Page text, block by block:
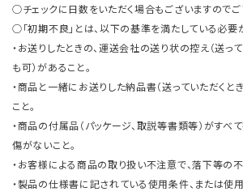
○チェックに日数をいただく場合もございますのでご
○「初期不良」とは、以下の基準を満たしている必要
・お送りしたときの、運送会社の送り状の控え（送っ
も可）があること。
・商品と一緒にお送りした納品書（送っていただくと
こと。
・商品の付属品（パッケージ、取説等書類等）がすべ
傷がないこと。
・お客様による商品の取り扱い不注意で、落下等の
・製品の仕様書に記されている使用条件、または使